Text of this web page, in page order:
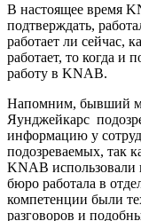
В настоящее время
подтверждать,
работает ли сейчас,
работает, то когда и
работу в KNAB.
Напомним, бывший
Яунджейкарс
информацию у
подозреваемых, так
KNAB использовали
бюро работала в
компетенции были
разговоров и